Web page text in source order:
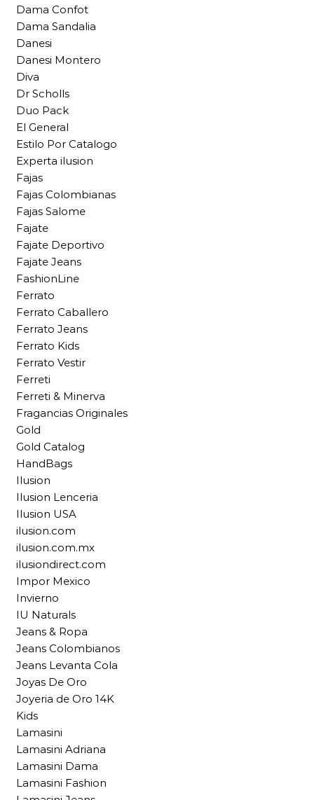
Dama Confot
Dama Sandalia
Danesi
Danesi Montero
Diva
Dr Scholls
Duo Pack
El General
Estilo Por Catalogo
Experta ilusion
Fajas
Fajas Colombianas
Fajas Salome
Fajate
Fajate Deportivo
Fajate Jeans
FashionLine
Ferrato
Ferrato Caballero
Ferrato Jeans
Ferrato Kids
Ferrato Vestir
Ferreti
Ferreti & Minerva
Fragancias Originales
Gold
Gold Catalog
HandBags
Ilusion
Ilusion Lenceria
Ilusion USA
ilusion.com
ilusion.com.mx
ilusiondirect.com
Impor Mexico
Invierno
IU Naturals
Jeans & Ropa
Jeans Colombianos
Jeans Levanta Cola
Joyas De Oro
Joyeria de Oro 14K
Kids
Lamasini
Lamasini Adriana
Lamasini Dama
Lamasini Fashion